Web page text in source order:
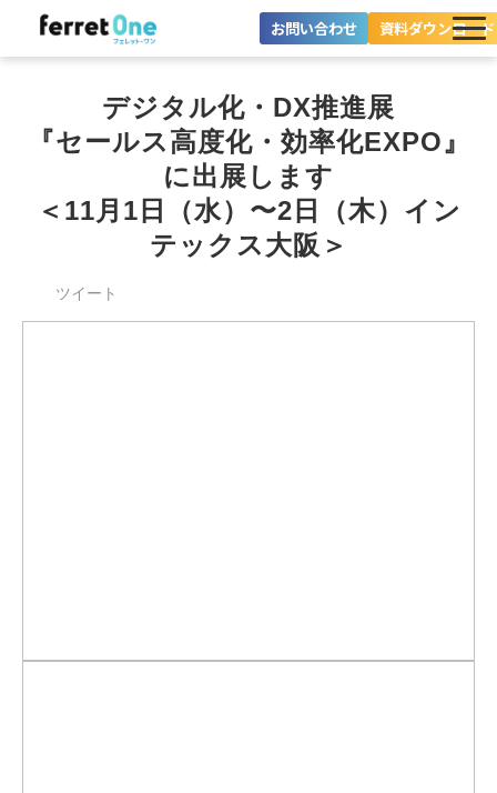
お問い合わせ 資料ダウンロード
ツール・機能一覧
目的別に探す
導入事例
デジタル化・DX推進展
『セールス高度化・効率化EXPO』
に出展します
＜11月1日（水）〜2日（木）イン
テックス大阪＞
ツイート